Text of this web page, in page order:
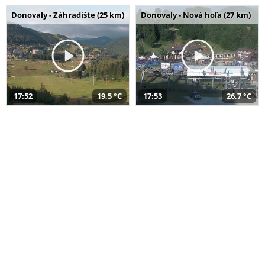
Donovaly - Záhradište (25 km)
17:52 19,5 °C
Donovaly - Nová hoľa (27 km)
17:53 26,7 °C